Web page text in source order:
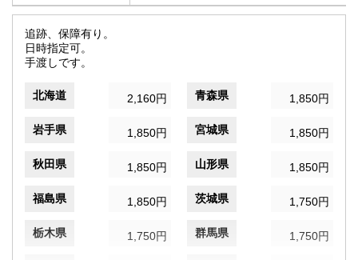
追跡、保障有り。
日時指定可。
手渡しです。
北海道 2,160円 青森県 1,850円
岩手県 1,850円 宮城県 1,850円
秋田県 1,850円 山形県 1,850円
福島県 1,850円 茨城県 1,750円
栃木県 1,750円 群馬県 1,750円